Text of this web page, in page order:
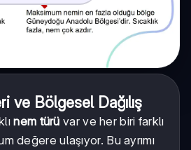
ve Bölgesel Dağılış
nem türü var ve her biri farklı
değere ulaşıyor. Bu ayrımı